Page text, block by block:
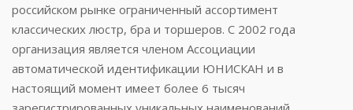
российском рынке ограниченный ассортимент
классических люстр, бра и торшеров. С 2002 года
организация является членом Ассоциации
автоматической идентификации ЮНИСКАН и в
настоящий момент имеет более 6 тысяч